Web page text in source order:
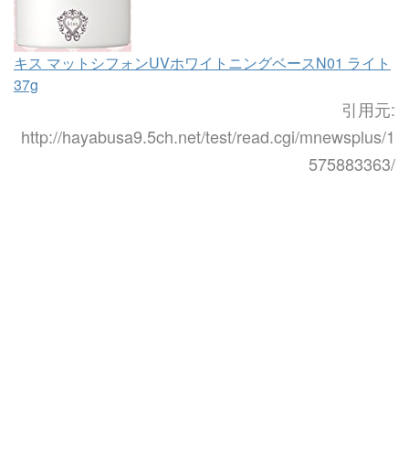
キス マットシフォンUVホワイトニングベースN01 ライト
37g
引用元:
http://hayabusa9.5ch.net/test/read.cgi/mnewsplus/1
575883363/